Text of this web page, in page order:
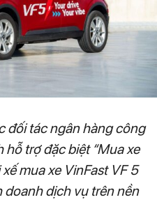
đối tác ngân hàng công
trợ đặc biệt “Mua xe
mua xe VinFast VF 5
doanh dịch vụ trên nền